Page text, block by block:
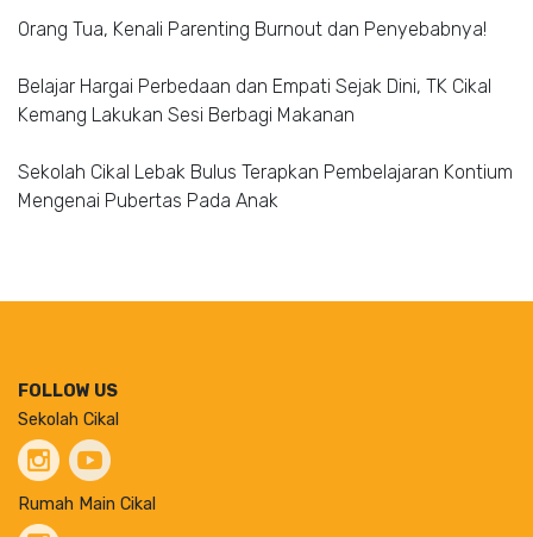
Orang Tua, Kenali Parenting Burnout dan Penyebabnya!
Belajar Hargai Perbedaan dan Empati Sejak Dini, TK Cikal
Kemang Lakukan Sesi Berbagi Makanan
Sekolah Cikal Lebak Bulus Terapkan Pembelajaran Kontium
Mengenai Pubertas Pada Anak
FOLLOW US
Sekolah Cikal
Rumah Main Cikal